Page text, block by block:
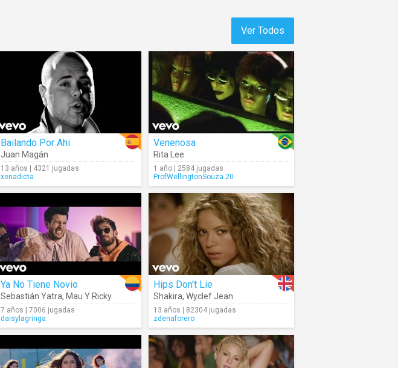
Ver Todos
Bailando Por Ahi
Juan Magán
13 años | 4321 jugadas
xenadicta
Venenosa
Rita Lee
1 año | 2584 jugadas
ProfWellingtonSouza.20
Ya No Tiene Novio
Sebastián Yatra, Mau Y Ricky
7 años | 7006 jugadas
daisylagringa
Hips Don't Lie
Shakira, Wyclef Jean
13 años | 82304 jugadas
zdenaforero